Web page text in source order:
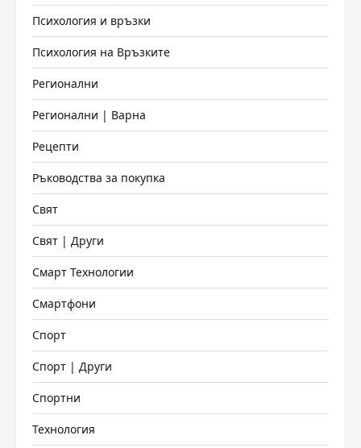
Психология и връзки
Психология на Връзките
Регионални
Регионални | Варна
Рецепти
Ръководства за покупка
Свят
Свят | Други
Смарт Технологии
Смартфони
Спорт
Спорт | Други
Спортни
Технология